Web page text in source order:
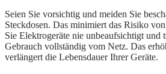
Seien Sie vorsichtig und meiden Sie
Steckdosen. Das minimiert das Risiko
Sie Elektrogeräte nie unbeaufsichtigt und
Gebrauch vollständig vom Netz. Das
verlängert die Lebensdauer Ihrer Geräte.